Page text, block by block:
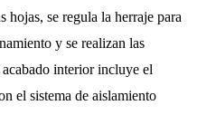
hojas, se regula la herraje para
y se realizan las
interior incluye el
el sistema de aislamiento